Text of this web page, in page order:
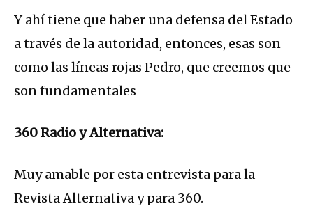
Y ahí tiene que haber una defensa del Estado
a través de la autoridad, entonces, esas son
como las líneas rojas Pedro, que creemos que
son fundamentales
360 Radio y Alternativa:
Muy amable por esta entrevista para la
Revista Alternativa y para 360.